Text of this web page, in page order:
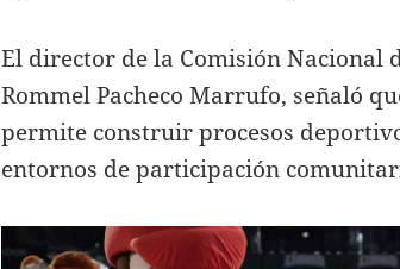
El director de la Comisión Nacional
Rommel Pacheco Marrufo, señaló
permite construir procesos
entornos de participación